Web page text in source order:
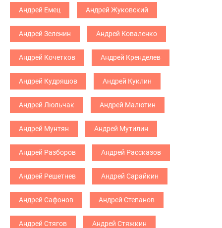
Андрей Емец Андрей Жуковский
Андрей Зеленин Андрей Коваленко
Андрей Кочетков Андрей Кренделев
Андрей Кудряшов Андрей Куклин
Андрей Люльчак Андрей Малютин
Андрей Мунтян Андрей Мутилин
Андрей Разборов Андрей Рассказов
Андрей Решетнев Андрей Сарайкин
Андрей Сафонов Андрей Степанов
Андрей Стягов Андрей Стяжкин